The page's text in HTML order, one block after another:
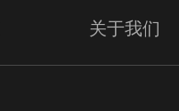
关于我们